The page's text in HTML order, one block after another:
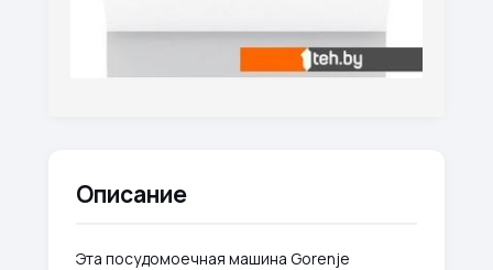
Описание
Эта посудомоечная машина Gorenje